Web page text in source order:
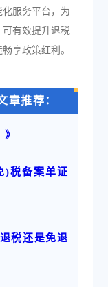
服务平台，为
有效提升退税
享政策红利。
章推荐：
)税备案单证
税还是免退